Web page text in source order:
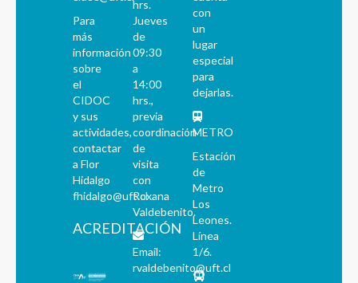
Para
más
información
sobre
el
CIDOC
y sus
actividades,
contactar
a Flor
Hidalgo
fhidalgo@uft.cl
ACREDITACIÓN
hrs.
Jueves
de
09:30
a
14:00
hrs.,
previa
coordinación
de
visita
con
Roxana
Valdebenito.
Email:
rvaldebenito@uft.cl
con
un
lugar
especial
para
dejarlas.
METRO
Estación
de
Metro
Los
Leones.
Línea
1/6.